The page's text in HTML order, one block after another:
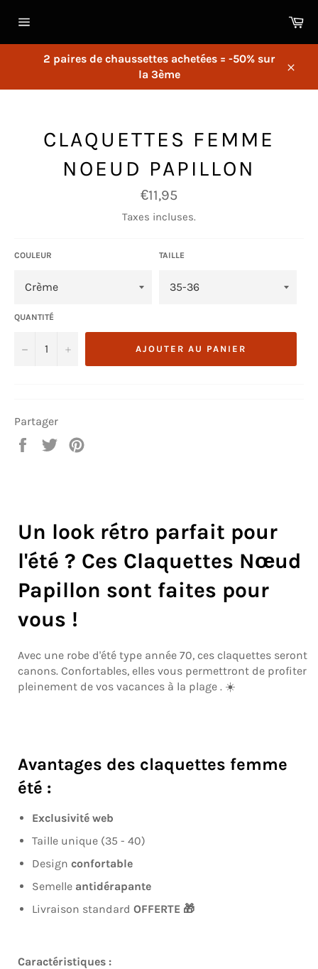
2 paires de chaussettes achetées = -50% sur
la 3ème
CLAQUETTES FEMME
NOEUD PAPILLON
Prix
régulier
€11,95
Taxes incluses.
COULEUR TAILLE
QUANTITÉ
− + AJOUTER AU PANIER
Partager
PartagerTweeter
Un look rétro parfait pour
l'été ? Ces Claquettes Nœud
Papillon sont faites pour
vous !
Avec une robe d'été type année 70, ces claquettes seront
canons. Confortables, elles vous permettront de profiter
pleinement de vos vacances à la plage . ☀️
Avantages des claquettes femme
été :
Exclusivité web
Taille unique (35 - 40)
Design confortable
Semelle antidérapante
Livraison standard OFFERTE 🎁
Caractéristiques :